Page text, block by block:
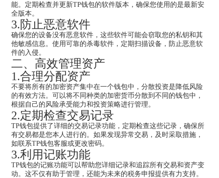
能。定期检查并更新TP钱包的软件版本，确保您使用的是最新安
全版本。
3.防止恶意软件
确保您的设备没有恶意软件，这些软件可能会窃取您的私钥和其
他敏感信息。使用可靠的杀毒软件，定期扫描设备，防止恶意软
件的入侵。
二、高效管理资产
1.合理分配资产
不要将所有的加密资产集中在一个钱包中，分散投资是降低风险
的有效方法。可以将不同种类的加密货币分散到不同的钱包中，
根据自己的风险承受能力和投资策略进行管理。
2.定期检查交易记录
TP钱包提供了详细的交易记录功能，定期检查这些记录，确保所
有交易都是您本人进行的。如果发现异常交易，及时采取措施，
如联系TP钱包客服或更改密码。
3.利用记账功能
TP钱包的记账功能可以帮助您详细记录和追踪所有交易和资产变
动。这不仅有助于管理，还能为未来的税务申报提供有力支持。